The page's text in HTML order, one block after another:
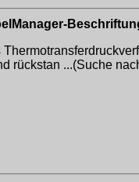
rückstan ...(Suche